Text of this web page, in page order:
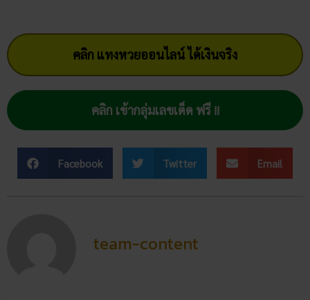
คลิก แทงหวยออนไลน์ ได้เงินจริง
คลิก เข้ากลุ่มเลขเด็ด ฟรี !!
Facebook Twitter Email
team-content